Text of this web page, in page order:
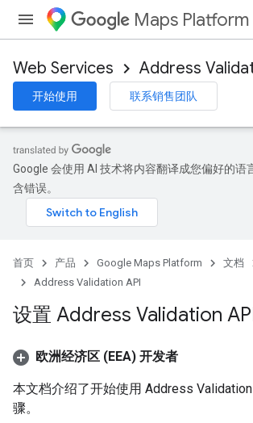
Maps Platform
Web Services Address
开始使用 联系销售团队
Google 会使用 AI 技术将内容翻译成您偏好的语
含错误。
首页 产品 Google Maps Platform 文档
Address Validation API
设置 Address Validation
欧洲经济区 (EEA) 开发者
本文档介绍了开始使用 Address
骤。